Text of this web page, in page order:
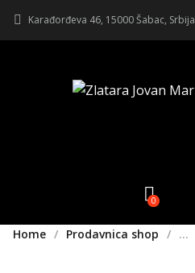
Karađorđeva 46, 15000 Šabac, Srbija
0
Home Prodavnica shop ...